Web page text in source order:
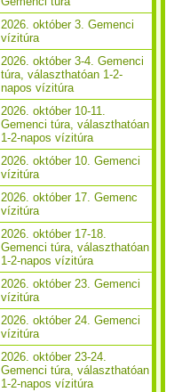
2026. október 3. Gemenci
vízitúra
2026. október 3-4. Gemenci
túra, választhatóan 1-2-
napos vízitúra
2026. október 10-11.
Gemenci túra, választhatóan
1-2-napos vízitúra
2026. október 10. Gemenci
vízitúra
2026. október 17. Gemenc
vízitúra
2026. október 17-18.
Gemenci túra, választhatóan
1-2-napos vízitúra
2026. október 23. Gemenci
vízitúra
2026. október 24. Gemenci
vízitúra
2026. október 23-24.
Gemenci túra, választhatóan
1-2-napos vízitúra